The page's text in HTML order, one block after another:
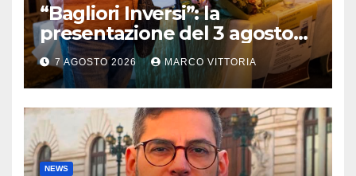
“Bagliori Inversi”: la
presentazione del 3 agosto
2026 a Pietragalla
7 AGOSTO 2026 MARCO VITTORIA
NEWS